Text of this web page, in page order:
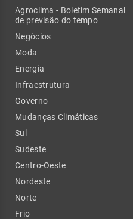
Agroclima - Boletim Semanal
de previsão do tempo
Negócios
Moda
Energia
Infraestrutura
Governo
Mudanças Climáticas
Sul
Sudeste
Centro-Oeste
Nordeste
Norte
Frio